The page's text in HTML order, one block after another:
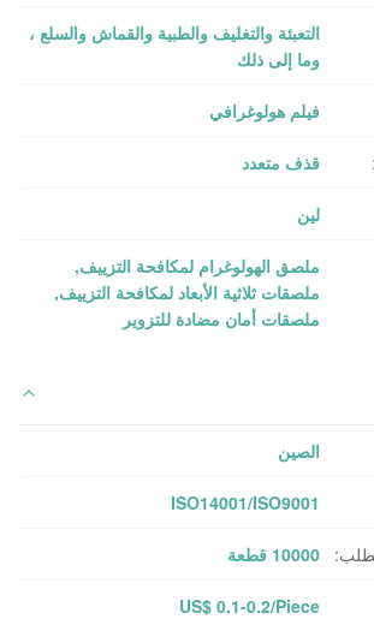
التعبئة والتغليف والطبية والقماش والسلع ،
وما إلى ذلك
فيلم هولوغرافي
قذف متعدد
لين
ملصق الهولوغرام لمكافحة التزييف,
ملصقات ثلاثية الأبعاد لمكافحة التزييف,
ملصقات أمان مضادة للتزوير
الصين
ISO14001/ISO9001
10000 قطعة
US$ 0.1-0.2/Piece